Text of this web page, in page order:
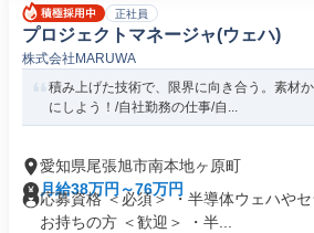
正社員
プロジェクトマネージャ(ウェハ)
株式会社MARUWA
積み上げた技術で、限界に向き合う。素材
にしよう！/自社勤務の仕事/自...
愛知県尾張旭市南本地ヶ原町
月給38万円～76万円
応募資格 ＜必須＞ ・半導体ウェハや
お持ちの方 ＜歓迎＞ ・半...